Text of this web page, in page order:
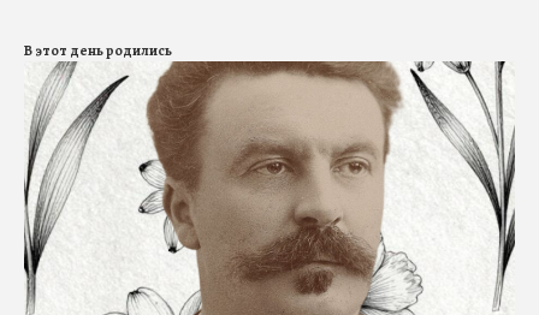
В этот день родились